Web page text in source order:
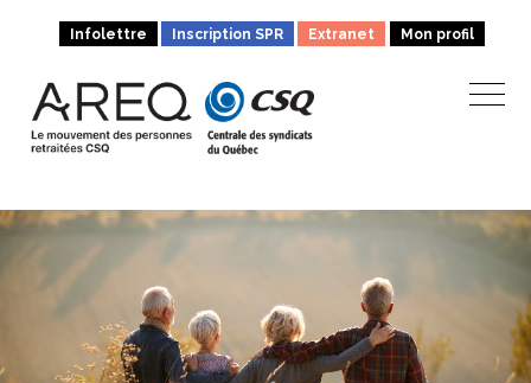
Infolettre Inscription SPR Extranet Mon profil